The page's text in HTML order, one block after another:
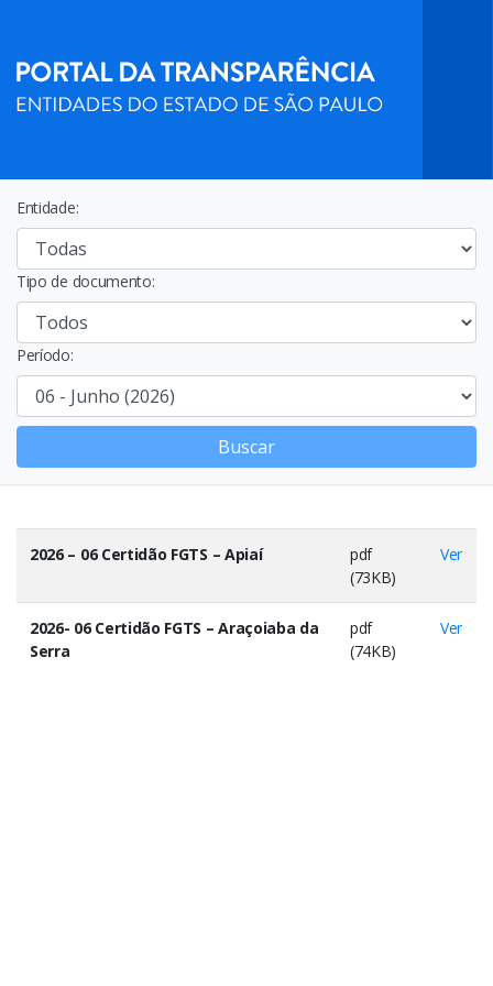
Entidade:
Tipo de documento:
Período:
Buscar
2026 – 06 Certidão FGTS – Apiaí
pdf
(73KB)
Ver
2026- 06 Certidão FGTS – Araçoiaba da
Serra
pdf
(74KB)
Ver